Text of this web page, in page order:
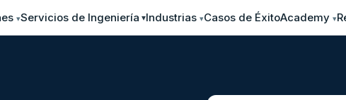
▾Servicios de Ingeniería Industrias▾Casos de ÉxitoAcademy▾